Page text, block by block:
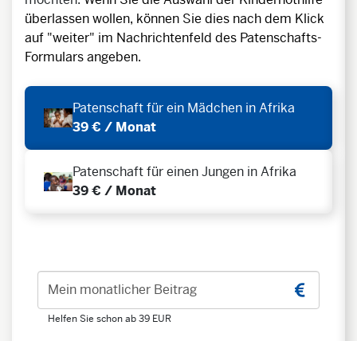
überlassen wollen, können Sie dies nach dem Klick
auf "weiter" im Nachrichtenfeld des Patenschafts-
Formulars angeben.
Patenschaft für ein Mädchen in Afrika
39 € / Monat
Patenschaft für einen Jungen in Afrika
39 € / Monat
Mein monatlicher Beitrag
Helfen Sie schon ab 39 EUR